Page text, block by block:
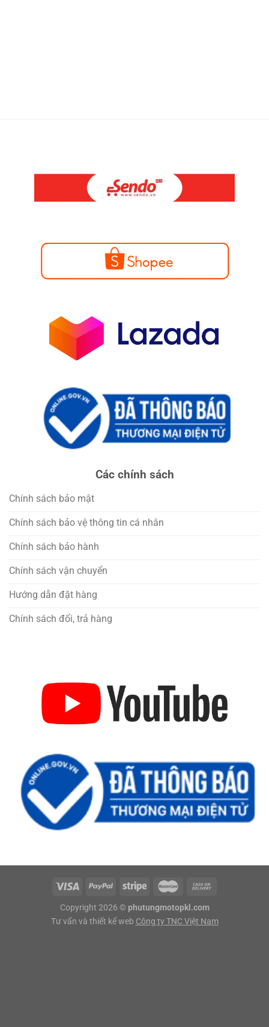
Các chính sách
Chính sách bảo mật
Chính sách bảo vệ thông tin cá nhân
Chính sách bảo hành
Chính sách vận chuyển
Hướng dẫn đặt hàng
Chính sách đổi, trả hàng
Copyright 2026 © phutungmotopkl.com
Tư vấn và thiết kế web Công ty TNC Việt Nam